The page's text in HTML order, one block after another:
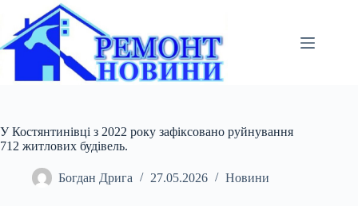
вмісту
У Костянтинівці з 2022 року зафіксовано руйнування
712 житлових будівель.
Богдан Дрига 27.05.2026 Новини